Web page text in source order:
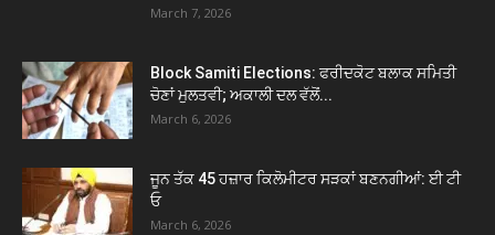
March 7, 2026
Block Samiti Elections: ਫਰੀਦਕੋਟ ਬਲਾਕ ਸਮਿਤੀ
ਚੋਣਾਂ ਮੁਲਤਵੀ; ਅਕਾਲੀ ਦਲ ਵੱਲੋਂ...
March 6, 2026
ਜੂਨ ਤੱਕ 45 ਹਜ਼ਾਰ ਕਿਲੋਮੀਟਰ ਸੜਕਾਂ ਬਣਨਗੀਆਂ: ਈ ਟੀ
ਓ
March 6, 2026